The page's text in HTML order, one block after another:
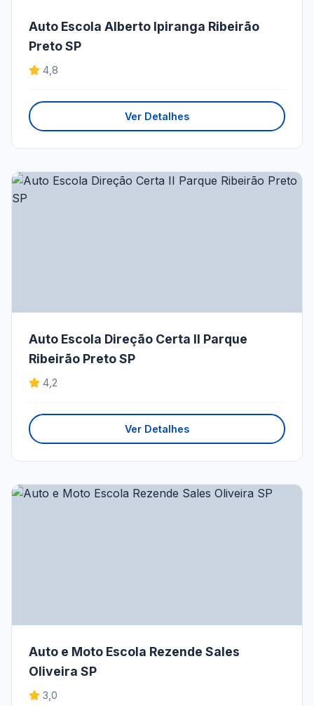
Auto Escola Alberto Ipiranga Ribeirão
Preto SP
4,8
Ver Detalhes
Auto Escola Direção Certa II Parque
Ribeirão Preto SP
4,2
Ver Detalhes
Auto e Moto Escola Rezende Sales
Oliveira SP
3,0